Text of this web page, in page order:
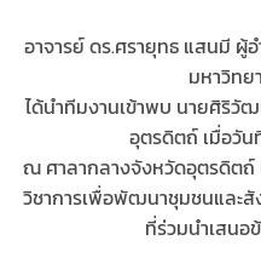
อาจารย์ ดร.ศรายุทธ แสนมี ผู้
มหาวิท
ได้นำทีมงานเข้าพบ นายศิริวั
อุตรดิตถ์ เมื่อวั
ณ ศาลากลางจังหวัดอุตรดิตถ์
วิชาการเพื่อพัฒนาชุมชนและ
ที่ร่วมนำเสนอ